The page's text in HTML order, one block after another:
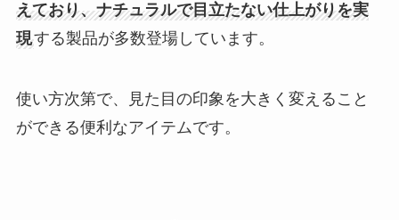
えており、ナチュラルで目立たない仕上がりを実
現する製品が多数登場しています。
使い方次第で、見た目の印象を大きく変えること
ができる便利なアイテムです。